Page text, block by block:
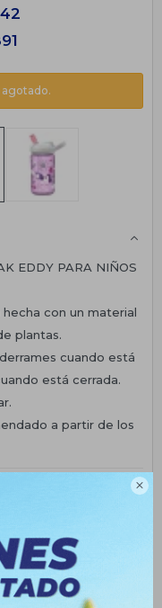

EDDY PARA NIÑOS
con un material
plantas.
cuando está
está cerrada.
a partir de los